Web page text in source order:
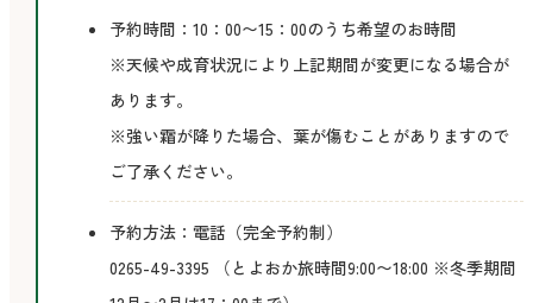
予約時間：10：00〜15：00のうち希望のお時間
※天候や成育状況により上記期間が変更になる場合が
あります。
※強い霜が降りた場合、葉が傷むことがありますので
ご了承ください。
予約方法：電話（完全予約制）
0265-49-3395 （とよおか旅時間9:00〜18:00 ※冬季期間